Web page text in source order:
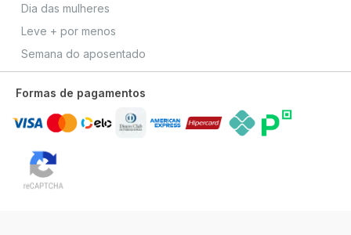
Dia das mulheres
Leve + por menos
Semana do aposentado
Formas de pagamentos